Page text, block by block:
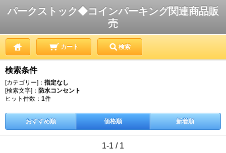
パークストック◆コインパーキング関連商品販
売
カート 検索
検索条件
[カテゴリー]： 指定なし
[検索文字]： 防水コンセント
ヒット件数： 1件
おすすめ順 価格順 新着順
1-1 / 1